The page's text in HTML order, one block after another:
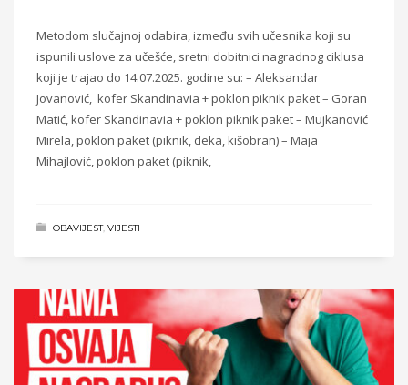
Metodom slučajnoj odabira, između svih učesnika koji su
ispunili uslove za učešće, sretni dobitnici nagradnog ciklusa
koji je trajao do 14.07.2025. godine su: – Aleksandar
Jovanović, kofer Skandinavia + poklon piknik paket – Goran
Matić, kofer Skandinavia + poklon piknik paket – Mujkanović
Mirela, poklon paket (piknik, deka, kišobran) – Maja
Mihajlović, poklon paket (piknik,
OBAVIJEST, VIJESTI